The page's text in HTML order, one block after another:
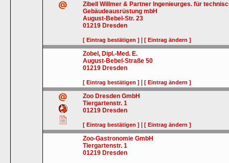
Zibell Willmer & Partner Ingenieurges. für
Gebäudeausrüstung mbH
August-Bebel-Str. 23
01219 Dresden
[ Eintrag bestätigen ] |[ Eintrag ändern ]
Zobel, Dipl.-Med. E.
August-Bebel-Straße 50
01219 Dresden
[ Eintrag bestätigen ] |[ Eintrag ändern ]
Zoo Dresden GmbH
Tiergartenstr. 1
01219 Dresden
[ Eintrag bestätigen ] |[ Eintrag ändern ]
Zoo-Gastronomie GmbH
Tiergartenstr. 1
01219 Dresden